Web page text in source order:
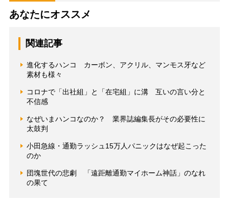
あなたにオススメ
関連記事
進化するハンコ カーボン、アクリル、マンモス牙など
素材も様々
コロナで「出社組」と「在宅組」に溝 互いの言い分と
不信感
なぜいまハンコなのか？ 業界誌編集長がその必要性に
太鼓判
小田急線・通勤ラッシュ15万人パニックはなぜ起こった
のか
団塊世代の悲劇 「遠距離通勤マイホーム神話」のなれ
の果て